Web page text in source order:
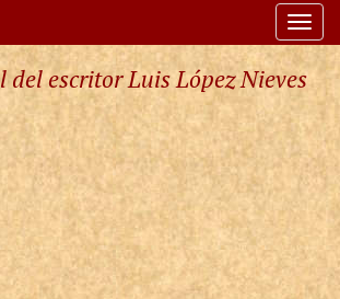
escritor Luis López Nieves